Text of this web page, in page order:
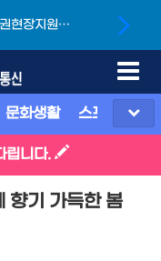
현장지원단’
문화생활 스포츠 지
립니다.
향기 가득한 봄